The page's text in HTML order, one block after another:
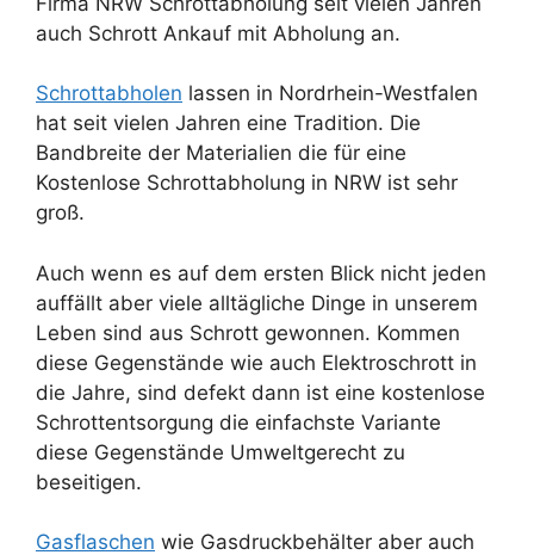
auch Schrott Ankauf mit Abholung an.
Schrottabholen lassen in Nordrhein-Westfalen
hat seit vielen Jahren eine Tradition. Die
Bandbreite der Materialien die für eine
Kostenlose Schrottabholung in NRW ist sehr
groß.
Auch wenn es auf dem ersten Blick nicht jeden
auffällt aber viele alltägliche Dinge in unserem
Leben sind aus Schrott gewonnen. Kommen
diese Gegenstände wie auch Elektroschrott in
die Jahre, sind defekt dann ist eine kostenlose
Schrottentsorgung die einfachste Variante
diese Gegenstände Umweltgerecht zu
beseitigen.
Gasflaschen wie Gasdruckbehälter aber auch